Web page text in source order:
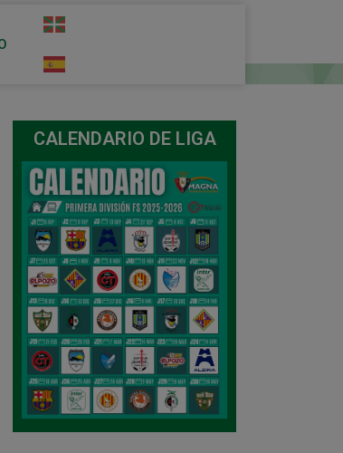
CALENDARIO DE LIGA